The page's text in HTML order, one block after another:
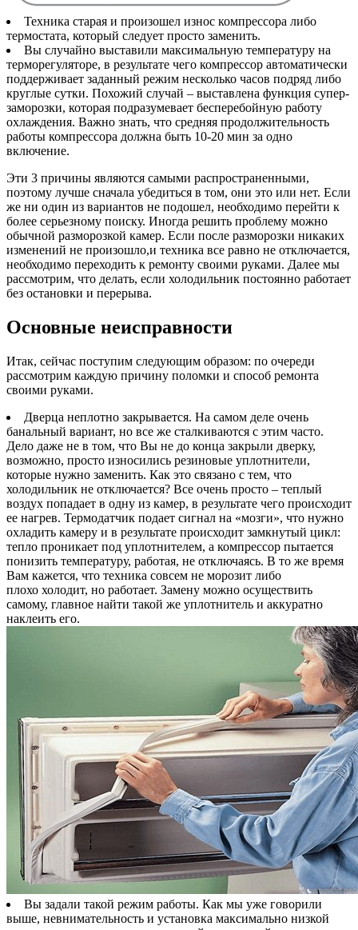
Техника старая и произошел износ компрессора либо
термостата, который следует просто заменить.
Вы случайно выставили максимальную температуру на
терморегуляторе, в результате чего компрессор автоматически
поддерживает заданный режим несколько часов подряд либо
круглые сутки. Похожий случай – выставлена функция супер-
заморозки, которая подразумевает бесперебойную работу
охлаждения. Важно знать, что средняя продолжительность
работы компрессора должна быть 10-20 мин за одно
включение.
Эти 3 причины являются самыми распространенными,
поэтому лучше сначала убедиться в том, они это или нет. Если
же ни один из вариантов не подошел, необходимо перейти к
более серьезному поиску. Иногда решить проблему можно
обычной разморозкой камер. Если после разморозки никаких
изменений не произошло,и техника все равно не отключается,
необходимо переходить к ремонту своими руками. Далее мы
рассмотрим, что делать, если холодильник постоянно работает
без остановки и перерыва.
Основные неисправности
Итак, сейчас поступим следующим образом: по очереди
рассмотрим каждую причину поломки и способ ремонта
своими руками.
Дверца неплотно закрывается. На самом деле очень
банальный вариант, но все же сталкиваются с этим часто.
Дело даже не в том, что Вы не до конца закрыли дверку,
возможно, просто износились резиновые уплотнители,
которые нужно заменить. Как это связано с тем, что
холодильник не отключается? Все очень просто – теплый
воздух попадает в одну из камер, в результате чего происходит
ее нагрев. Термодатчик подает сигнал на «мозги», что нужно
охладить камеру и в результате происходит замкнутый цикл:
тепло проникает под уплотнителем, а компрессор пытается
понизить температуру, работая, не отключаясь. В то же время
Вам кажется, что техника совсем не морозит либо
плохо холодит, но работает. Замену можно осуществить
самому, главное найти такой же уплотнитель и аккуратно
наклеить его.
Вы задали такой режим работы. Как мы уже говорили
выше, невнимательность и установка максимально низкой